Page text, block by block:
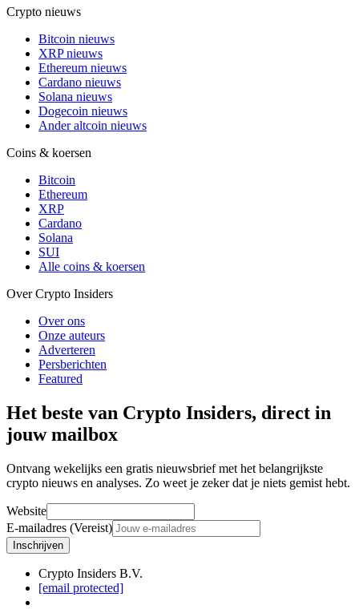
Crypto nieuws
Bitcoin nieuws
XRP nieuws
Ethereum nieuws
Cardano nieuws
Solana nieuws
Dogecoin nieuws
Ander altcoin nieuws
Coins & koersen
Bitcoin
Ethereum
XRP
Cardano
Solana
SUI
Alle coins & koersen
Over Crypto Insiders
Over ons
Onze auteurs
Adverteren
Persberichten
Featured
Het beste van Crypto Insiders, direct in
jouw mailbox
Ontvang wekelijks een gratis nieuwsbrief met het belangrijkste
crypto nieuws en analyses. Zo weet je zeker dat je niets gemist hebt.
Website
E-mailadres (Vereist)
Inschrijven
Crypto Insiders B.V.
[email protected]